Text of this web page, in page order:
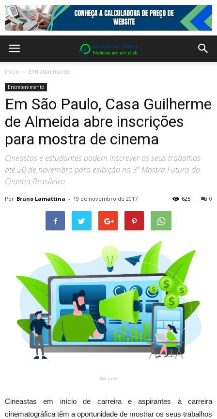
Inicio Entretenimento
Entretenimento
Em São Paulo, Casa Guilherme
de Almeida abre inscrições
para mostra de cinema
Cineastas e estudantes podem inscrever os seus trabalhos
até 20 de novembro para exibição na 3ª Mostra Futuro do
Cinema Brasileiro
Por Bruno Lamattina - 19 de novembro de 2017 0
625
SB post
Cineastas em início de carreira e aspirantes à carreira
cinematográfica têm a oportunidade de mostrar os seus trabalhos